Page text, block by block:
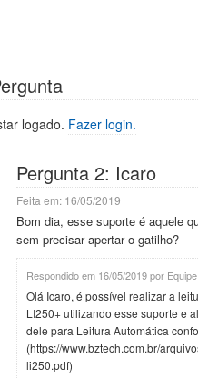
logado. Fazer login.
Pergunta 2: Icaro
Feita em: 16/05/2019
Bom dia, esse suporte é aquele
sem precisar apertar o gatilho?
Respondido em 16/05/2019 por
Olá Icaro, é possível realizar a
LI250+ utilizando esse suporte e
dele para Leitura Automática
(https://www.bztech.com.br/
li250.pdf)